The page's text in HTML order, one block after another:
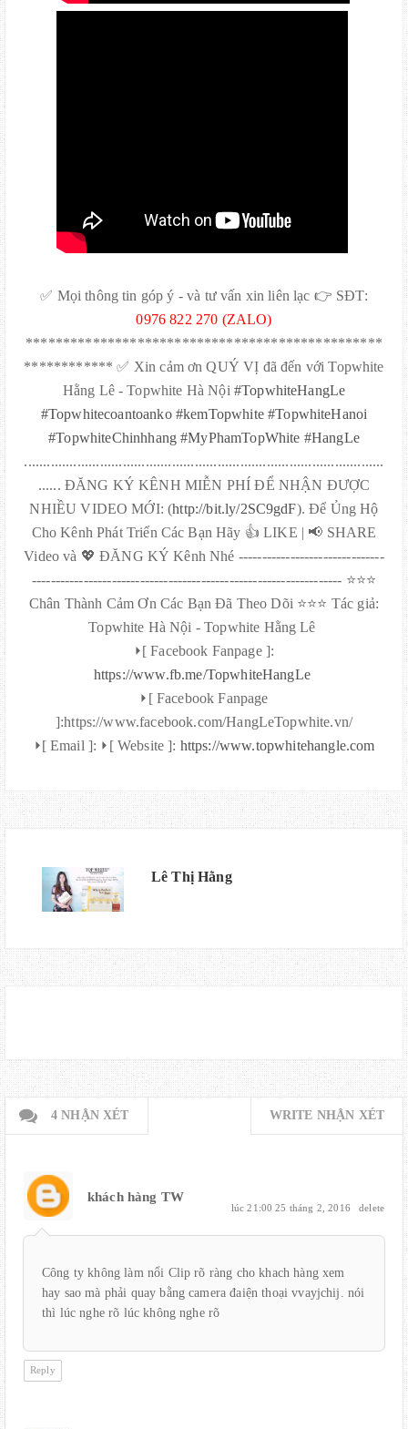
✅ Mọi thông tin góp ý - và tư vấn xin liên lạc 👉 SĐT:
0976 822 270 (ZALO)
************************************************
************ ✅ Xin cảm ơn QUÝ VỊ đã đến với Topwhite
Hằng Lê - Topwhite Hà Nội #TopwhiteHangLe
#Topwhitecoantoanko #kemTopwhite #TopwhiteHanoi
#TopwhiteChinhhang #MyPhamTopWhite #HangLe
...............................................................................................
...... ĐĂNG KÝ KÊNH MIỄN PHÍ ĐỂ NHẬN ĐƯỢC
NHIỀU VIDEO MỚI: (http://bit.ly/2SC9gdF). Để Ủng Hộ
Cho Kênh Phát Triển Các Bạn Hãy 👍 LIKE | 📢 SHARE
Video và 💖 ĐĂNG KÝ Kênh Nhé -------------------------------
------------------------------------------------------------------ ⭐⭐⭐
Chân Thành Cảm Ơn Các Bạn Đã Theo Dõi ⭐⭐⭐ Tác giả:
Topwhite Hà Nội - Topwhite Hằng Lê
⏵[ Facebook Fanpage ]:
https://www.fb.me/TopwhiteHangLe
⏵[ Facebook Fanpage
]:https://www.facebook.com/HangLeTopwhite.vn/
⏵[ Email ]: ⏵[ Website ]: https://www.topwhitehangle.com
Lê Thị Hằng
4 NHẬN XÉT WRITE NHẬN XÉT
khách hàng TW
lúc 21:00 25 tháng 2, 2016 delete
Công ty không làm nổi Clip rõ ràng cho khach hàng xem
hay sao mà phải quay bằng camera đaiện thoại vvayjchij. nói
thì lúc nghe rõ lúc không nghe rõ
Reply